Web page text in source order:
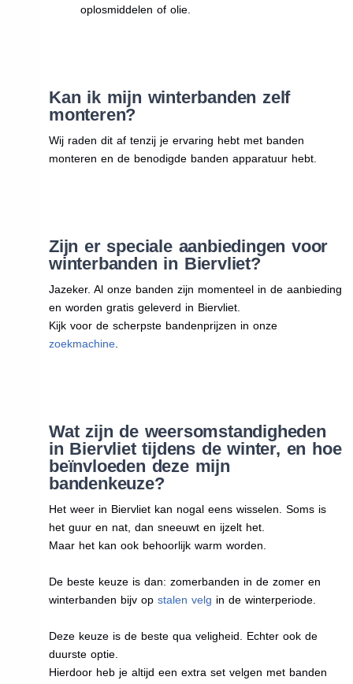
oplosmiddelen of olie.
Kan ik mijn winterbanden zelf
monteren?
Wij raden dit af tenzij je ervaring hebt met banden
monteren en de benodigde banden apparatuur hebt.
Zijn er speciale aanbiedingen voor
winterbanden in Biervliet?
Jazeker. Al onze banden zijn momenteel in de aanbieding
en worden gratis geleverd in Biervliet.
Kijk voor de scherpste bandenprijzen in onze
zoekmachine.
Wat zijn de weersomstandigheden
in Biervliet tijdens de winter, en hoe
beïnvloeden deze mijn
bandenkeuze?
Het weer in Biervliet kan nogal eens wisselen. Soms is
het guur en nat, dan sneeuwt en ijzelt het.
Maar het kan ook behoorlijk warm worden.
De beste keuze is dan: zomerbanden in de zomer en
winterbanden bijv op stalen velg in de winterperiode.
Deze keuze is de beste qua veligheid. Echter ook de
duurste optie.
Hierdoor heb je altijd een extra set velgen met banden